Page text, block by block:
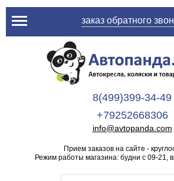
заказ обратного
8(499)399-34-49
+79252668306
info@avtopanda.com
Прием заказов на сайте -
Режим работы магазина: будни с 09-21,